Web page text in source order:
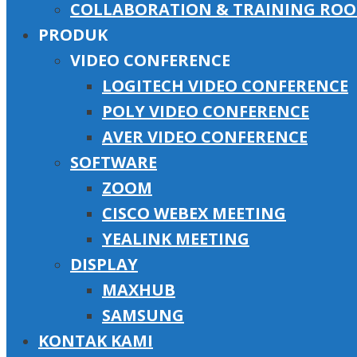
COLLABORATION & TRAINING
PRODUK
VIDEO CONFERENCE
LOGITECH VIDEO CONFERENCE
POLY VIDEO CONFERENCE
AVER VIDEO CONFERENCE
SOFTWARE
ZOOM
CISCO WEBEX MEETING
YEALINK MEETING
DISPLAY
MAXHUB
SAMSUNG
KONTAK KAMI